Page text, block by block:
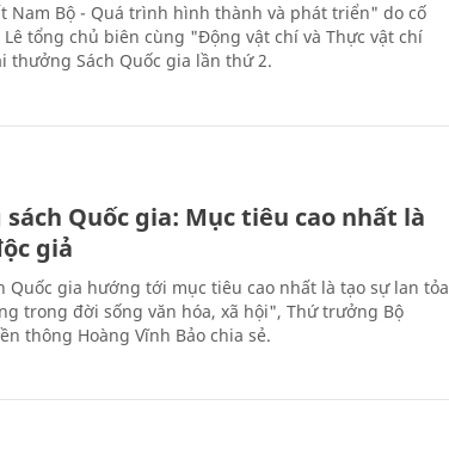
Nam Bộ - Quá trình hình thành và phát triển" do cố
Lê tổng chủ biên cùng "Động vật chí và Thực vật chí
thưởng Sách Quốc gia lần thứ 2.
Quốc gia: Mục tiêu cao nhất là
giả
Quốc gia hướng tới mục tiêu cao nhất là tạo sự lan tỏa
trong đời sống văn hóa, xã hội", Thứ trưởng Bộ
thông Hoàng Vĩnh Bảo chia sẻ.